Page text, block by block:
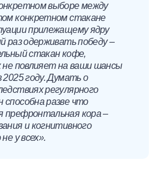
выборе между
конкретном стакане
прилежащему ядру
раз одерживать победу –
стакан кофе,
не повлияет на ваши шансы
2025 году. Думать о
регулярного
разве что
префронтальная кора –
и когнитивного
у всех».